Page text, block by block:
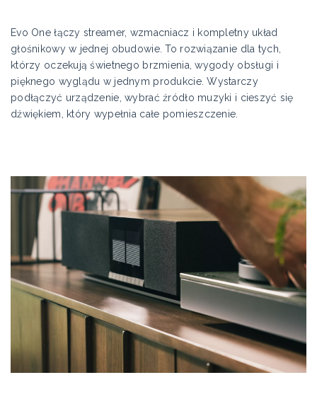
Evo One łączy streamer, wzmacniacz i kompletny układ
głośnikowy w jednej obudowie. To rozwiązanie dla tych,
którzy oczekują świetnego brzmienia, wygody obsługi i
pięknego wyglądu w jednym produkcie. Wystarczy
podłączyć urządzenie, wybrać źródło muzyki i cieszyć się
dźwiękiem, który wypełnia całe pomieszczenie.